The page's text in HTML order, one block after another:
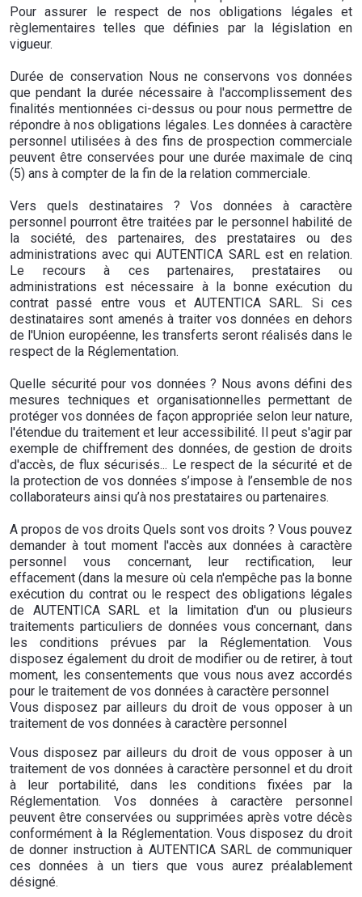
Pour assurer le respect de nos obligations légales et
règlementaires telles que définies par la législation en
vigueur.
Durée de conservation Nous ne conservons vos données
que pendant la durée nécessaire à l'accomplissement des
finalités mentionnées ci-dessus ou pour nous permettre de
répondre à nos obligations légales. Les données à caractère
personnel utilisées à des fins de prospection commerciale
peuvent être conservées pour une durée maximale de cinq
(5) ans à compter de la fin de la relation commerciale.
Vers quels destinataires ? Vos données à caractère
personnel pourront être traitées par le personnel habilité de
la société, des partenaires, des prestataires ou des
administrations avec qui AUTENTICA SARL est en relation.
Le recours à ces partenaires, prestataires ou
administrations est nécessaire à la bonne exécution du
contrat passé entre vous et AUTENTICA SARL. Si ces
destinataires sont amenés à traiter vos données en dehors
de l'Union européenne, les transferts seront réalisés dans le
respect de la Réglementation.
Quelle sécurité pour vos données ? Nous avons défini des
mesures techniques et organisationnelles permettant de
protéger vos données de façon appropriée selon leur nature,
l'étendue du traitement et leur accessibilité. Il peut s'agir par
exemple de chiffrement des données, de gestion de droits
d'accès, de flux sécurisés... Le respect de la sécurité et de
la protection de vos données s’impose à l’ensemble de nos
collaborateurs ainsi qu’à nos prestataires ou partenaires.
A propos de vos droits Quels sont vos droits ? Vous pouvez
demander à tout moment l'accès aux données à caractère
personnel vous concernant, leur rectification, leur
effacement (dans la mesure où cela n'empêche pas la bonne
exécution du contrat ou le respect des obligations légales
de AUTENTICA SARL et la limitation d'un ou plusieurs
traitements particuliers de données vous concernant, dans
les conditions prévues par la Réglementation. Vous
disposez également du droit de modifier ou de retirer, à tout
moment, les consentements que vous nous avez accordés
pour le traitement de vos données à caractère personnel
Vous disposez par ailleurs du droit de vous opposer à un
traitement de vos données à caractère personnel
Vous disposez par ailleurs du droit de vous opposer à un
traitement de vos données à caractère personnel et du droit
à leur portabilité, dans les conditions fixées par la
Réglementation. Vos données à caractère personnel
peuvent être conservées ou supprimées après votre décès
conformément à la Réglementation. Vous disposez du droit
de donner instruction à AUTENTICA SARL de communiquer
ces données à un tiers que vous aurez préalablement
désigné.